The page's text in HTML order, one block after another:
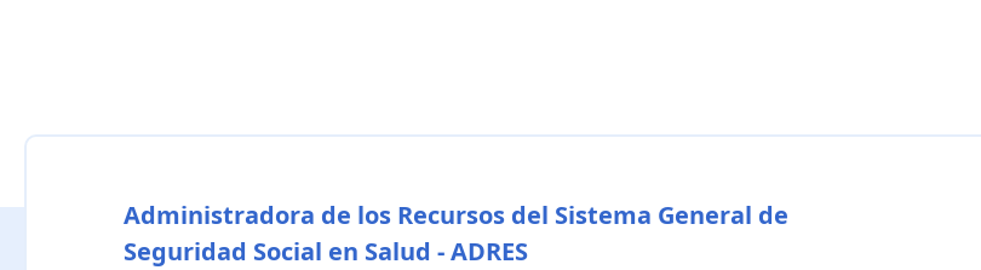
Administradora de los Recursos del Sistema General de
Seguridad Social en Salud - ADRES